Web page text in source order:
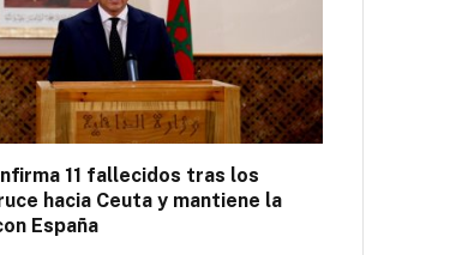
11 fallecidos tras los
hacia Ceuta y mantiene la
España